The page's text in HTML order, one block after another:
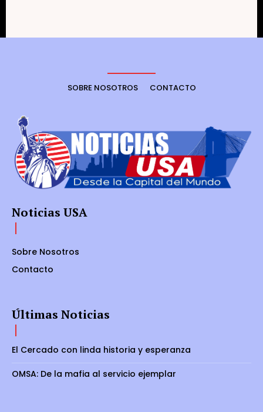
SOBRE NOSOTROS CONTACTO
Noticias USA
Sobre Nosotros
Contacto
Últimas Noticias
El Cercado con linda historia y esperanza
OMSA: De la mafia al servicio ejemplar